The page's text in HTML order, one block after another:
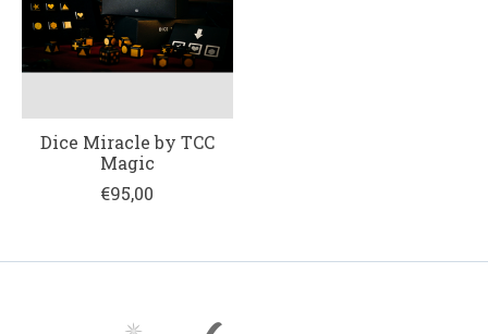
Dice Miracle by TCC
Magic
€95,00